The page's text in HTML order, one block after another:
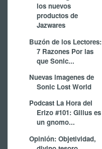
los nuevos
productos de
Jazwares
Buzón de los Lectores:
7 Razones Por las
que Sonic...
Nuevas imagenes de
Sonic Lost World
Podcast La Hora del
Erizo #101: Gilius es
un gnomo...
Opinión: Objetividad,